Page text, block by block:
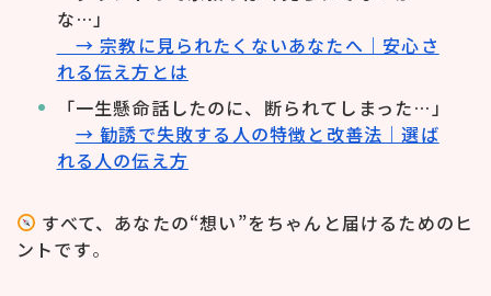
な…」
→ 宗教に見られたくないあなたへ｜安心さ
れる伝え方とは
「一生懸命話したのに、断られてしまった…」
→ 勧誘で失敗する人の特徴と改善法｜選ば
れる人の伝え方
すべて、あなたの“想い”をちゃんと届けるためのヒ
ントです。